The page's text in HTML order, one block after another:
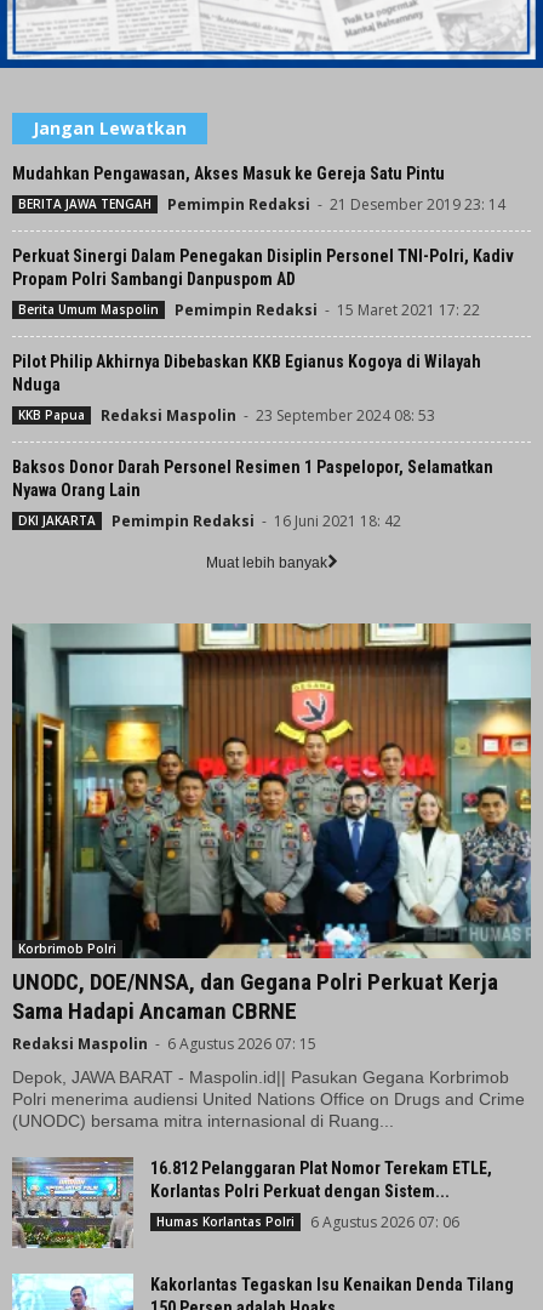
Jangan Lewatkan
Mudahkan Pengawasan, Akses Masuk ke Gereja Satu Pintu
BERITA JAWA TENGAH Pemimpin Redaksi - 21 Desember 2019 23: 14
Perkuat Sinergi Dalam Penegakan Disiplin Personel TNI-Polri, Kadiv
Propam Polri Sambangi Danpuspom AD
Berita Umum Maspolin Pemimpin Redaksi - 15 Maret 2021 17: 22
Pilot Philip Akhirnya Dibebaskan KKB Egianus Kogoya di Wilayah
Nduga
KKB Papua Redaksi Maspolin - 23 September 2024 08: 53
Baksos Donor Darah Personel Resimen 1 Paspelopor, Selamatkan
Nyawa Orang Lain
DKI JAKARTA Pemimpin Redaksi - 16 Juni 2021 18: 42
Muat lebih banyak
Korbrimob Polri
UNODC, DOE/NNSA, dan Gegana Polri Perkuat Kerja
Sama Hadapi Ancaman CBRNE
Redaksi Maspolin - 6 Agustus 2026 07: 15
Depok, JAWA BARAT - Maspolin.id|| Pasukan Gegana Korbrimob
Polri menerima audiensi United Nations Office on Drugs and Crime
(UNODC) bersama mitra internasional di Ruang...
16.812 Pelanggaran Plat Nomor Terekam ETLE,
Korlantas Polri Perkuat dengan Sistem...
Humas Korlantas Polri 6 Agustus 2026 07: 06
Kakorlantas Tegaskan Isu Kenaikan Denda Tilang